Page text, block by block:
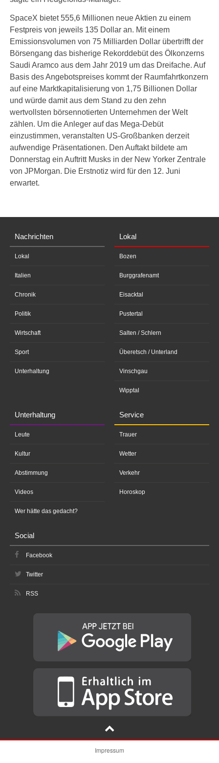
SpaceX bietet 555,6 Millionen neue Aktien zu einem
Festpreis von jeweils 135 Dollar an. Mit einem
Emissionsvolumen von 75 Milliarden Dollar übertrifft der
Börsengang das bisherige Rekorddebüt des Ölkonzerns
Saudi Aramco aus dem Jahr 2019 um das Dreifache. Auf
Basis des Angebotspreises kommt der Raumfahrtkonzern
auf eine Marktkapitalisierung von 1,75 Billionen Dollar
und würde damit aus dem Stand zu den zehn
wertvollsten börsennotierten Unternehmen der Welt
zählen. Um die Anleger auf das Mega-Debüt
einzustimmen, veranstalten US-Großbanken derzeit
aufwendige Präsentationen. Den Auftakt bildete am
Donnerstag ein Auftritt Musks in der New Yorker Zentrale
von JPMorgan. Die Erstnotiz wird für den 12. Juni
erwartet.
Nachrichten
Lokal
Italien
Chronik
Politik
Wirtschaft
Sport
Unterhaltung
Lokal
Bozen
Burggrafenamt
Eisacktal
Pustertal
Salten / Schlern
Überetsch / Unterland
Vinschgau
Wipptal
Unterhaltung
Leute
Kultur
Abstimmung
Videos
Wer hätte das gedacht?
Service
Trauer
Wetter
Verkehr
Horoskop
Social
Facebook
Twitter
RSS
Impressum